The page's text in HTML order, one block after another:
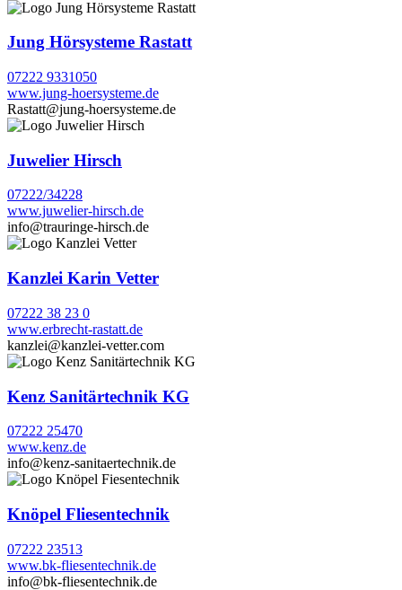
Jung Hörsysteme Rastatt
07222 9331050
www.jung-hoersysteme.de
Rastatt@jung-hoersysteme.de
Juwelier Hirsch
07222/34228
www.juwelier-hirsch.de
info@trauringe-hirsch.de
Kanzlei Karin Vetter
07222 38 23 0
www.erbrecht-rastatt.de
kanzlei@kanzlei-vetter.com
Kenz Sanitärtechnik KG
07222 25470
www.kenz.de
info@kenz-sanitaertechnik.de
Knöpel Fliesentechnik
07222 23513
www.bk-fliesentechnik.de
info@bk-fliesentechnik.de